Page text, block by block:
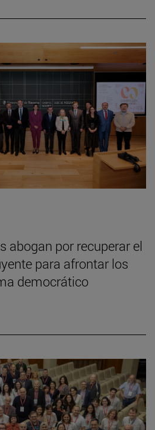
abogan por recuperar el
para afrontar los
democrático